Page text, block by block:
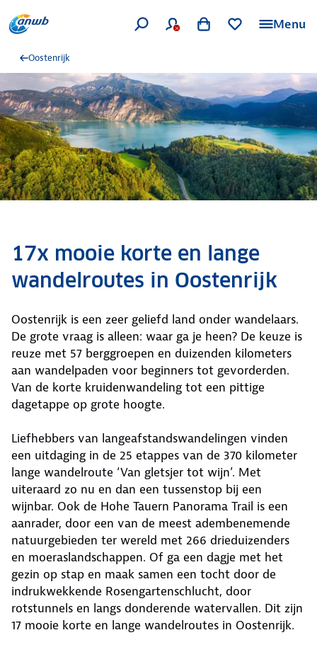
Menu
Oostenrijk
17x mooie korte en lange
wandelroutes in Oostenrijk
Oostenrijk is een zeer geliefd land onder wandelaars.
De grote vraag is alleen: waar ga je heen? De keuze is
reuze met 57 berggroepen en duizenden kilometers
aan wandelpaden voor beginners tot gevorderden.
Van de korte kruidenwandeling tot een pittige
dagetappe op grote hoogte.
Liefhebbers van langeafstandswandelingen vinden
een uitdaging in de 25 etappes van de 370 kilometer
lange wandelroute ‘Van gletsjer tot wijn’. Met
uiteraard zo nu en dan een tussenstop bij een
wijnbar. Ook de Hohe Tauern Panorama Trail is een
aanrader, door een van de meest adembenemende
natuurgebieden ter wereld met 266 drieduizenders
en moeraslandschappen. Of ga een dagje met het
gezin op stap en maak samen een tocht door de
indrukwekkende Rosengartenschlucht, door
rotstunnels en langs donderende watervallen. Dit zijn
17 mooie korte en lange wandelroutes in Oostenrijk.